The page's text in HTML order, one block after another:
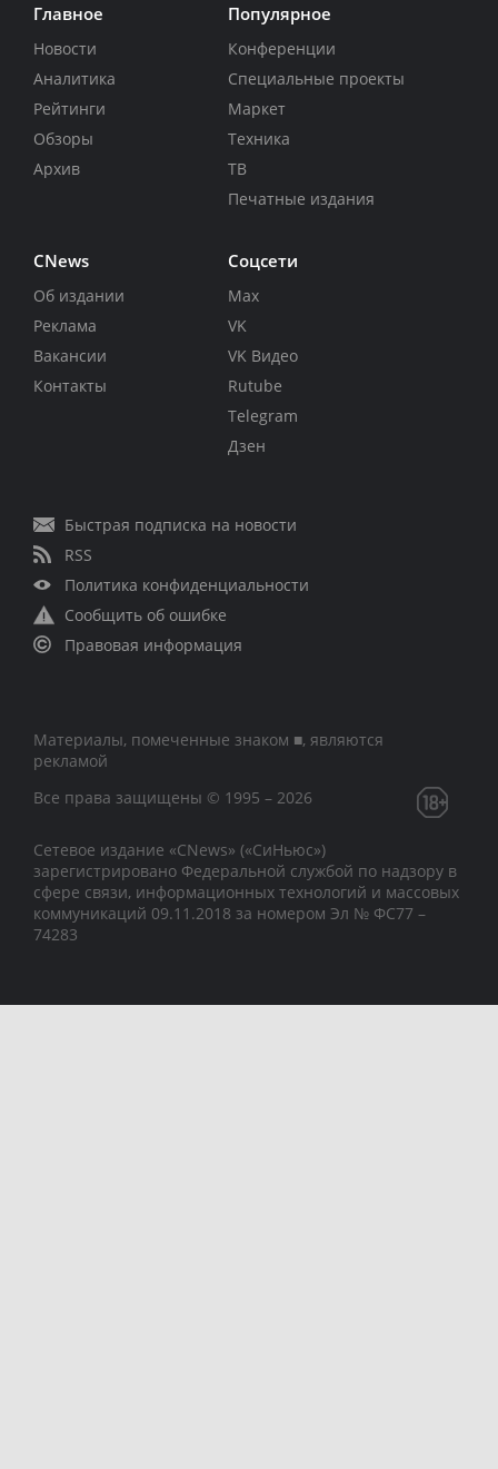
Главное
Новости
Аналитика
Рейтинги
Обзоры
Архив
Популярное
Конференции
Специальные проекты
Маркет
Техника
ТВ
Печатные издания
CNews
Об издании
Реклама
Вакансии
Контакты
Соцсети
Max
VK
VK Видео
Rutube
Telegram
Дзен
Быстрая подписка на новости
RSS
Политика конфиденциальности
Сообщить об ошибке
Правовая информация
Материалы, помеченные знаком ■, являются
рекламой
Все права защищены © 1995 – 2026
Сетевое издание «CNews» («СиНьюс»)
зарегистрировано Федеральной службой по надзору в
сфере связи, информационных технологий и массовых
коммуникаций 09.11.2018 за номером Эл № ФС77 –
74283